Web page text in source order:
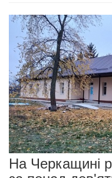
На Черкащині